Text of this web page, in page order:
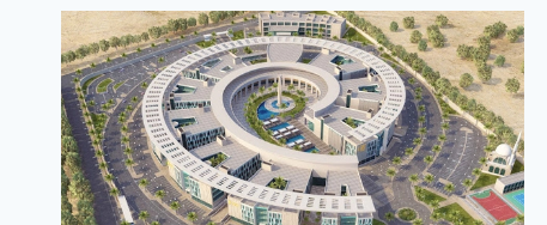
شروط
القبول،
المصاريف،
وكيفية
التقديم
للمصريين
والوافدين